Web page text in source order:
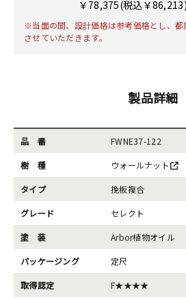
￥78,375(税込￥
※当面の間、設計価格は参考価格とし、都
させていただきます。
製品詳細
品 番 FWNE37-122
樹 種 ウォールナット
タイプ 挽板複合
グレード セレクト
塗 装 Arbor植物オイル
パッケージング 定尺
取得認定 F★★★★